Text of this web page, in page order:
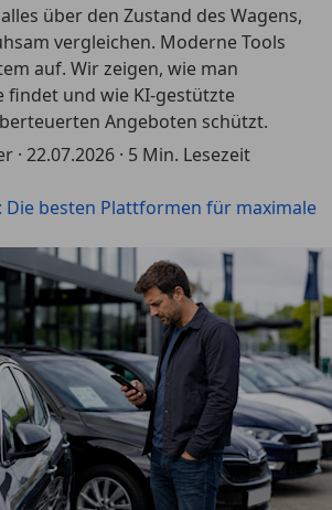
über den Zustand des Wagens,
vergleichen. Moderne Tools
auf. Wir zeigen, wie man
findet und wie KI-gestützte
Angeboten schützt.
· 22.07.2026 · 5 Min. Lesezeit
Die besten Plattformen für maximale